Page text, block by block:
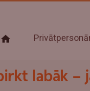
labāk –